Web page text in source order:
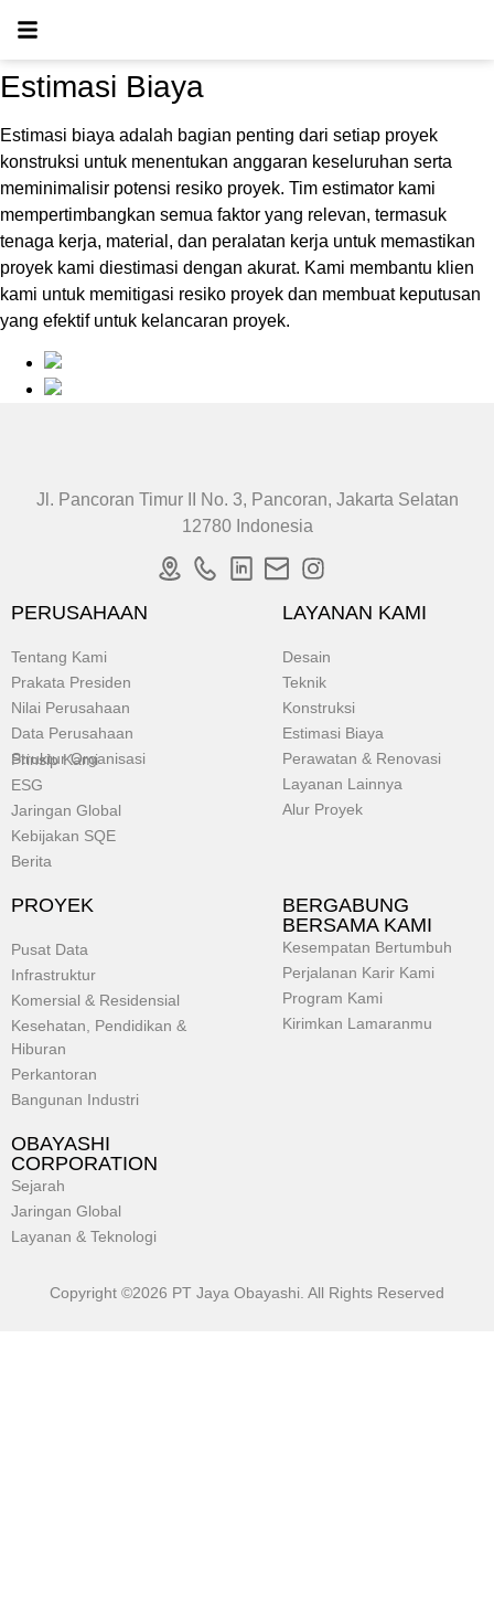
Estimasi Biaya
Estimasi biaya adalah bagian penting dari setiap proyek
konstruksi untuk menentukan anggaran keseluruhan serta
meminimalisir potensi resiko proyek. Tim estimator kami
mempertimbangkan semua faktor yang relevan, termasuk
tenaga kerja, material, dan peralatan kerja untuk memastikan
proyek kami diestimasi dengan akurat. Kami membantu klien
kami untuk memitigasi resiko proyek dan membuat keputusan
yang efektif untuk kelancaran proyek.
Jl. Pancoran Timur II No. 3, Pancoran, Jakarta Selatan
12780 Indonesia
PERUSAHAAN
Tentang Kami
Prakata Presiden
Nilai Perusahaan
Data Perusahaan
Struktur Organisasi
Prinsip Kami
ESG
Jaringan Global
Kebijakan SQE
Berita
LAYANAN KAMI
Desain
Teknik
Konstruksi
Estimasi Biaya
Perawatan & Renovasi
Layanan Lainnya
Alur Proyek
PROYEK
Pusat Data
Infrastruktur
Komersial & Residensial
Kesehatan, Pendidikan &
Hiburan
Perkantoran
Bangunan Industri
BERGABUNG
BERSAMA KAMI
Kesempatan Bertumbuh
Perjalanan Karir Kami
Program Kami
Kirimkan Lamaranmu
OBAYASHI
CORPORATION
Sejarah
Jaringan Global
Layanan & Teknologi
Copyright ©2026 PT Jaya Obayashi. All Rights Reserved